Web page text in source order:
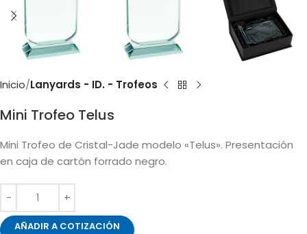
Inicio Lanyards - ID. - Trofeos
Mini Trofeo Telus
Mini Trofeo de Cristal-Jade modelo «Telus». Presentación
en caja de cartón forrado negro.
AÑADIR A COTIZACIÓN